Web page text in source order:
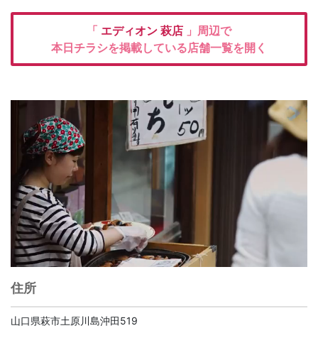
「 エディオン 萩店 」周辺で
本日チラシを掲載している店舗一覧を開く
住所
山口県萩市土原川島沖田519